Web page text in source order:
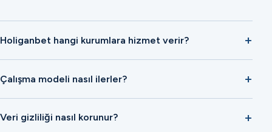
Holiganbet hangi kurumlara hizmet verir?
Çalışma modeli nasıl ilerler?
Veri gizliliği nasıl korunur?